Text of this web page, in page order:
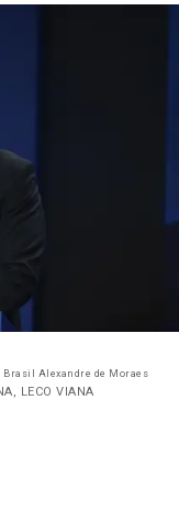
Brasil Alexandre de Moraes
LECO VIANA